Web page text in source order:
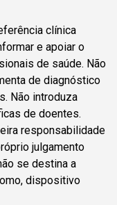
clínica
e apoiar o
de saúde. Não
de diagnóstico
Não introduza
de doentes.
responsabilidade
julgamento
se destina a
dispositivo